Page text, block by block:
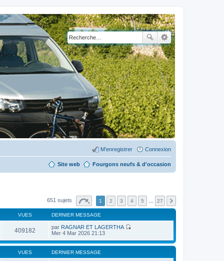
Connexion
M’enregistrer
Fourgons neufs & d'occasion
Site web
651 sujets 1 2 3 4 5 27
VUES DERNIER MESSAGE
409182 par RAGNAR ET LAGERTHA
i
Mer 4 Mar 2026 21:13
VUES DERNIER MESSAGE